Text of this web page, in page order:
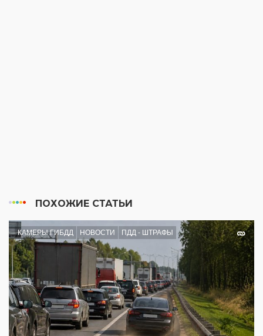
ПОХОЖИЕ СТАТЬИ
КАМЕРЫ ГИБДД НОВОСТИ ПДД - ШТРАФЫ